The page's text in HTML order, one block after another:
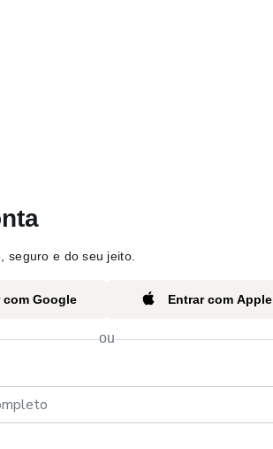
seguro e do seu jeito.
com Google Entrar com Apple
ou